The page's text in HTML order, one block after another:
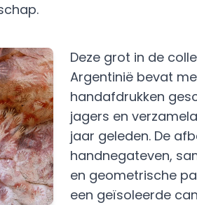
Deze grot in de
Argentinië bevat
handafdrukken
jagers en
jaar geleden. De
handnegateven,
en geometrische
een geïsoleerde